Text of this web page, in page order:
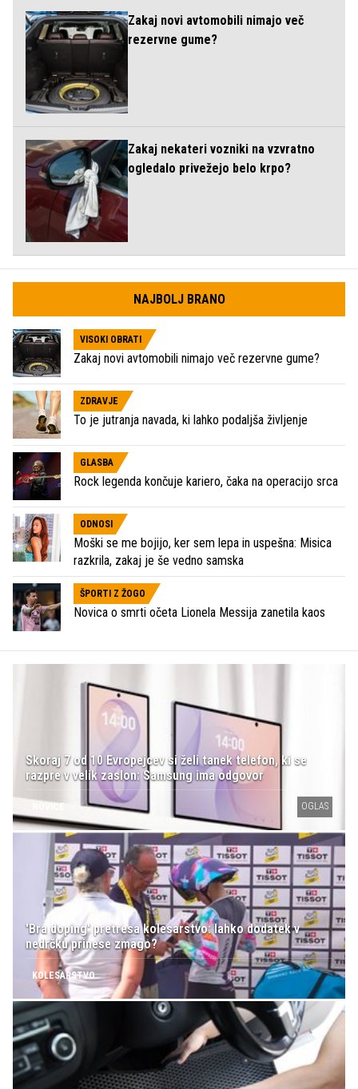
Zakaj novi avtomobili nimajo več
rezervne gume?
Zakaj nekateri vozniki na vzvratno
ogledalo privežejo belo krpo?
NAJBOLJ BRANO
VISOKI OBRATI
Zakaj novi avtomobili nimajo več rezervne gume?
ZDRAVJE
To je jutranja navada, ki lahko podaljša življenje
GLASBA
Rock legenda končuje kariero, čaka na operacijo srca
ODNOSI
Moški se me bojijo, ker sem lepa in uspešna: Misica
razkrila, zakaj je še vedno samska
ŠPORTI Z ŽOGO
Novica o smrti očeta Lionela Messija zanetila kaos
Skoraj 7 od 10 Evropejcev si želi tanek telefon, ki se
razpre v velik zaslon: Samsung ima odgovor
OGLAS
'Bra doping' pretresa kolesarstvo: lahko dodatek v
nedrčku prinese zmago?
KOLESARSTVO